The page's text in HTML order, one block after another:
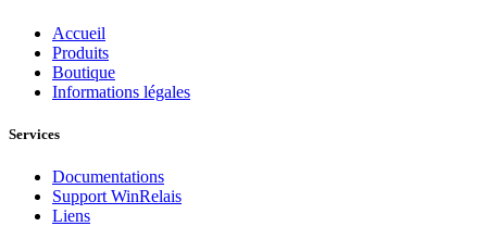
Accueil
Produits
Boutique
Informations légales
Services
Documentations
Support WinRelais
Liens